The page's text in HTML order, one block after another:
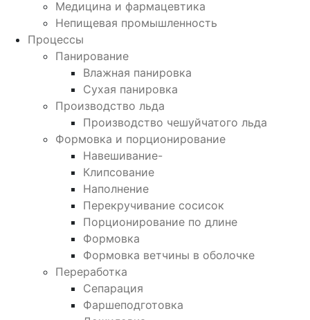
Медицина и фармацевтика
Непищевая промышленность
Процессы
Панирование
Влажная панировка
Сухая панировка
Производство льда
Производство чешуйчатого льда
Формовка и порционирование
Навешивание-
Клипсование
Наполнение
Перекручивание сосисок
Порционирование по длине
Формовка
Формовка ветчины в оболочке
Переработка
Сепарация
Фаршеподготовка